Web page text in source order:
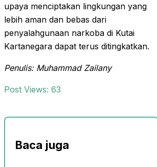
upaya menciptakan lingkungan yang
lebih aman dan bebas dari
penyalahgunaan narkoba di Kutai
Kartanegara dapat terus ditingkatkan.
Penulis: Muhammad Zailany
Post Views: 63
Baca juga